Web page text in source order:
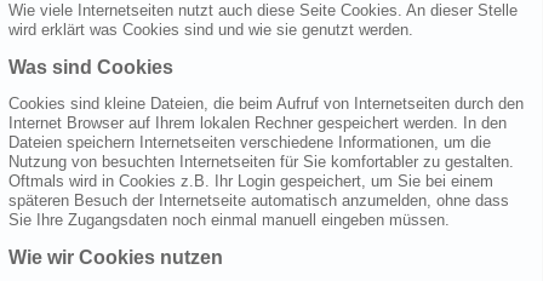
Wie viele Internetseiten nutzt auch diese Seite Cookies. An dieser Stelle
wird erklärt was Cookies sind und wie sie genutzt werden.
Was sind Cookies
Cookies sind kleine Dateien, die beim Aufruf von Internetseiten durch den
Internet Browser auf Ihrem lokalen Rechner gespeichert werden. In den
Dateien speichern Internetseiten verschiedene Informationen, um die
Nutzung von besuchten Internetseiten für Sie komfortabler zu gestalten.
Oftmals wird in Cookies z.B. Ihr Login gespeichert, um Sie bei einem
späteren Besuch der Internetseite automatisch anzumelden, ohne dass
Sie Ihre Zugangsdaten noch einmal manuell eingeben müssen.
Wie wir Cookies nutzen